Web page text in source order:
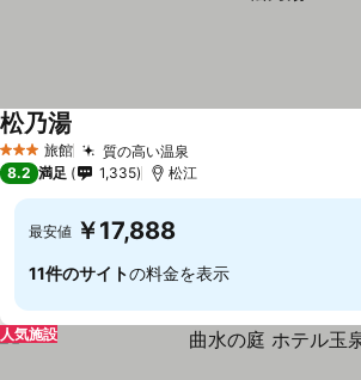
3 ホテルのランク
旅館 質の高い温泉
松乃湯
8.2 満足 1,335 松江
最安値 ￥17,888
11件のサイトの料金を表示
人気施設